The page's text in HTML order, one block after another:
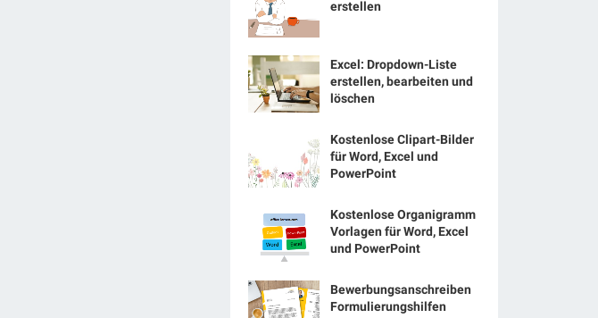
erstellen
Excel: Dropdown-Liste
erstellen, bearbeiten und
löschen
Kostenlose Clipart-Bilder
für Word, Excel und
PowerPoint
Kostenlose Organigramm
Vorlagen für Word, Excel
und PowerPoint
Bewerbungsanschreiben
Formulierungshilfen